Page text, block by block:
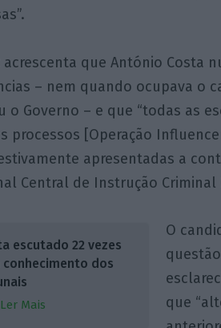
acrescenta que António Costa
– nem quando ocupava o
o Governo – e que “todas as
processos [Operação
apresentadas a
Central de Instrução Criminal
escutado 22 vezes
conhecimento dos
Ler Mais
O
que